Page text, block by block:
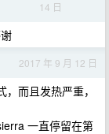
14 日
2017 年 9 月 12 日
而且发热严重，
一直停留在第